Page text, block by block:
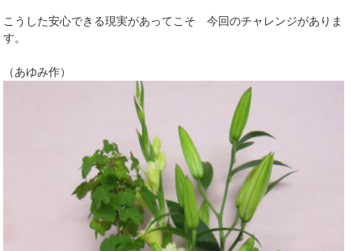
こうした安心できる現実があってこそ 今回のチャレンジがありま
す。
（あゆみ作）